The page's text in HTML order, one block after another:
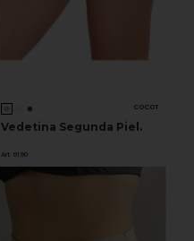
COCOT
Vedetina Segunda Piel.
Art. 6190